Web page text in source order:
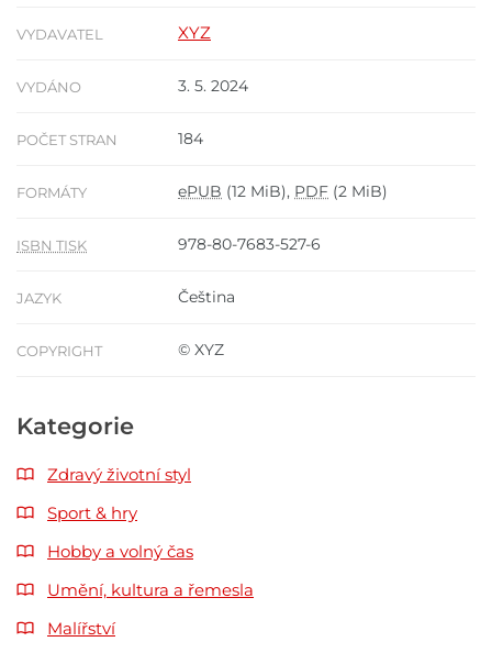
VYDAVATEL XYZ
VYDÁNO 3. 5. 2024
POČET STRAN 184
FORMÁTY ePUB (12 MiB), PDF (2 MiB)
ISBN TISK 978-80-7683-527-6
JAZYK Čeština
COPYRIGHT © XYZ
Kategorie
Zdravý životní styl
Sport & hry
Hobby a volný čas
Umění, kultura a řemesla
Malířství